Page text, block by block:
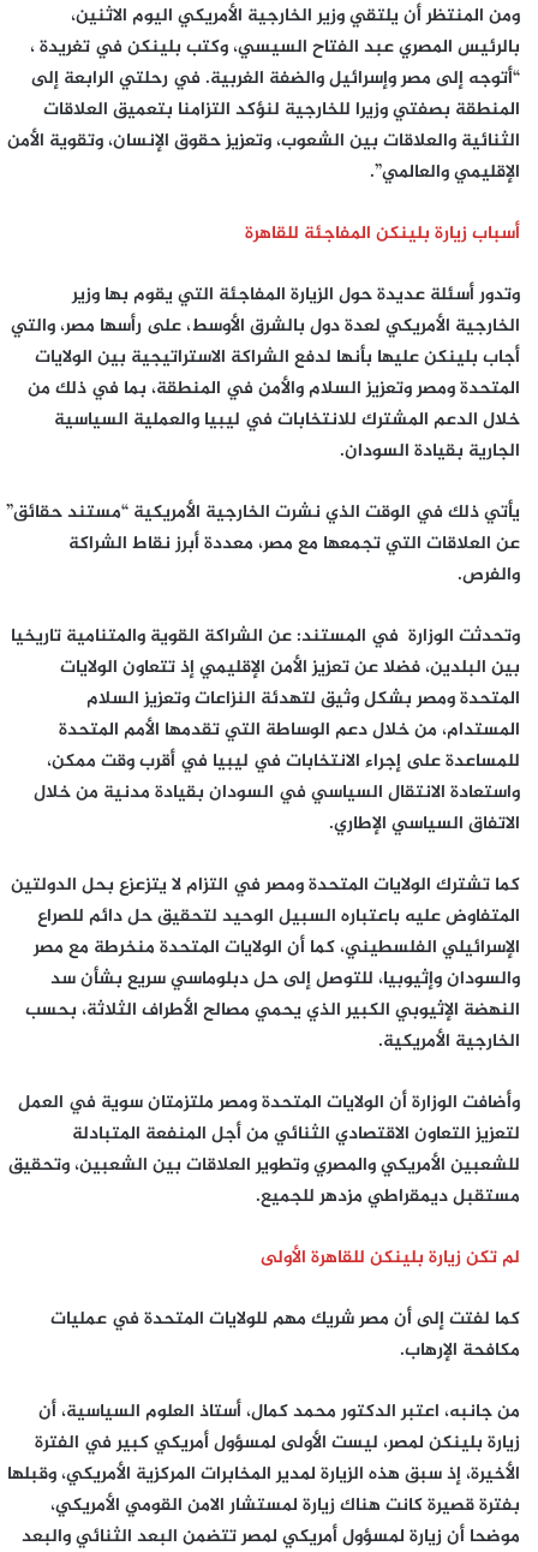
ومن المنتظر أن يلتقي وزير الخارجية الأمريكي اليوم الاثنين،
بالرئيس المصري عبد الفتاح السيسي، وكتب بلينكن في تغريدة ،
“أتوجه إلى مصر وإسرائيل والضفة الغربية. في رحلتي الرابعة إلى
المنطقة بصفتي وزيرا للخارجية لنؤكد التزامنا بتعميق العلاقات
الثنائية والعلاقات بين الشعوب، وتعزيز حقوق الإنسان، وتقوية الأمن
الإقليمي والعالمي”.
أسباب زيارة بلينكن المفاجئة للقاهرة
وتدور أسئلة عديدة حول الزيارة المفاجئة التي يقوم بها وزير
الخارجية الأمريكي لعدة دول بالشرق الأوسط، على رأسها مصر، والتي
أجاب بلينكن عليها بأنها لدفع الشراكة الاستراتيجية بين الولايات
المتحدة ومصر وتعزيز السلام والأمن في المنطقة، بما في ذلك من
خلال الدعم المشترك للانتخابات في ليبيا والعملية السياسية
الجارية بقيادة السودان.
يأتي ذلك في الوقت الذي نشرت الخارجية الأمريكية “مستند حقائق”
عن العلاقات التي تجمعها مع مصر، معددة أبرز نقاط الشراكة
والفرص.
وتحدثت الوزارة في المستند: عن الشراكة القوية والمتنامية تاريخيا
بين البلدين، فضلا عن تعزيز الأمن الإقليمي إذ تتعاون الولايات
المتحدة ومصر بشكل وثيق لتهدئة النزاعات وتعزيز السلام
المستدام، من خلال دعم الوساطة التي تقدمها الأمم المتحدة
للمساعدة على إجراء الانتخابات في ليبيا في أقرب وقت ممكن،
واستعادة الانتقال السياسي في السودان بقيادة مدنية من خلال
الاتفاق السياسي الإطاري.
كما تشترك الولايات المتحدة ومصر في التزام لا يتزعزع بحل الدولتين
المتفاوض عليه باعتباره السبيل الوحيد لتحقيق حل دائم للصراع
الإسرائيلي الفلسطيني، كما أن الولايات المتحدة منخرطة مع مصر
والسودان وإثيوبيا، للتوصل إلى حل دبلوماسي سريع بشأن سد
النهضة الإثيوبي الكبير الذي يحمي مصالح الأطراف الثلاثة، بحسب
الخارجية الأمريكية.
وأضافت الوزارة أن الولايات المتحدة ومصر ملتزمتان سوية في العمل
لتعزيز التعاون الاقتصادي الثنائي من أجل المنفعة المتبادلة
للشعبين الأمريكي والمصري وتطوير العلاقات بين الشعبين، وتحقيق
مستقبل ديمقراطي مزدهر للجميع.
لم تكن زيارة بلينكن للقاهرة الأولى
كما لفتت إلى أن مصر شريك مهم للولايات المتحدة في عمليات
مكافحة الإرهاب.
من جانبه، اعتبر الدكتور محمد كمال، أستاذ العلوم السياسية، أن
زيارة بلينكن لمصر، ليست الأولى لمسؤول أمريكي كبير في الفترة
الأخيرة، إذ سبق هذه الزيارة لمدير المخابرات المركزية الأمريكي، وقبلها
بفترة قصيرة كانت هناك زيارة لمستشار الامن القومي الأمريكي،
موضحا أن زيارة لمسؤول أمريكي لمصر تتضمن البعد الثنائي والبعد